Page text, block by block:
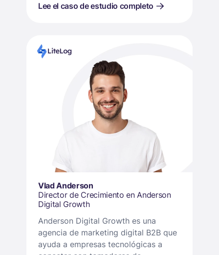
ventas efectivos.
Lee el caso de estudio completo
Vlad Anderson
Director de Crecimiento en Anderson
Digital Growth
Anderson Digital Growth es una
agencia de marketing digital B2B que
ayuda a empresas tecnológicas a